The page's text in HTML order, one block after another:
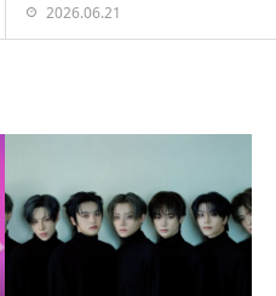
2026.06.21